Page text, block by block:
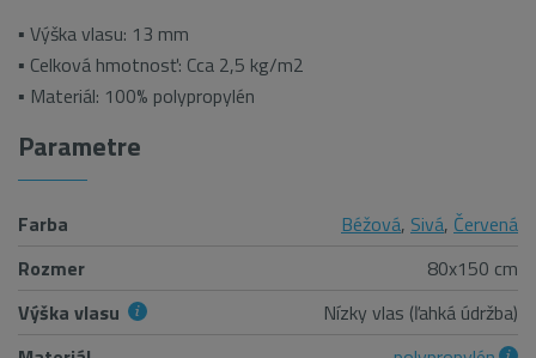
▪ Výška vlasu: 13 mm
▪ Celková hmotnosť: Cca 2,5 kg/m2
▪ Materiál: 100% polypropylén
Parametre
Farba Béžová, Sivá, Červená
Rozmer
80x150 cm
Výška vlasu
Nízky vlas (ľahká údržba)